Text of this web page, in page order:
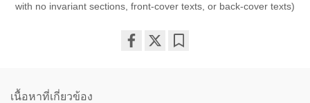
with no invariant sections, front-cover texts, or back-cover texts)
เนื้อหาที่เกี่ยวข้อง